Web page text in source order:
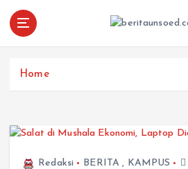
Home
Redaksi BERITA , KAMPUS